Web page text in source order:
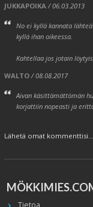
JUKKAPOIKA / 06.03.2013
No ei kyllä kannata
kyllä ihan oikeessa.
Kahtellaa jos jotain
WALTO/ 08.08.2017
Aivan käsittämättömän
korjattiin nopeasti ja
Lähetä omat kommenttisi...
Tietoa